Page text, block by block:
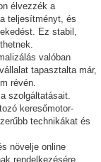
élvezzék a
teljesítményt, és
Ez stabil,
valóban
tapasztalta már,
révén.
szolgáltatásait.
keresőmotor-
technikákat és
növelje online
rendelkezésére,